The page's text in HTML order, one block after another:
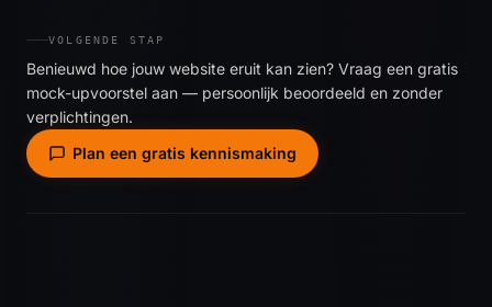
VOLGENDE STAP
Benieuwd hoe jouw website eruit kan zien? Vraag een gratis
mock-upvoorstel aan — persoonlijk beoordeeld en zonder
verplichtingen.
Plan een gratis kennismaking